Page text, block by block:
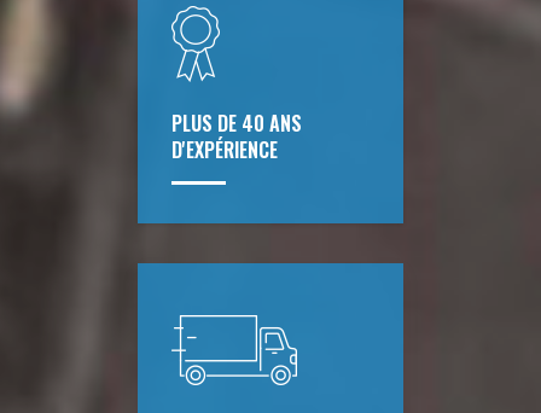
PLUS DE 40 ANS
D'EXPÉRIENCE